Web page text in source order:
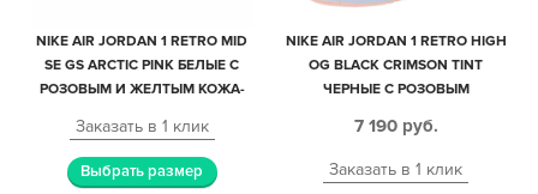
NIKE AIR JORDAN 1 RETRO MID
SE GS ARCTIC PINK БЕЛЫЕ С
РОЗОВЫМ И ЖЕЛТЫМ КОЖА-
Заказать в 1 клик
Выбрать размер
NIKE AIR JORDAN 1 RETRO HIGH
OG BLACK CRIMSON TINT
ЧЕРНЫЕ С РОЗОВЫМ
7 190 руб.
Заказать в 1 клик